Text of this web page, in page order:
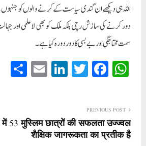
اللہ ہی دیکھے ان گندی سیاست کے کرنے والوں کو
دور کرنے کی سازش رچی بلکہ ملک کو بھی لاعلمی اور
سمت محتاجگی اور بے بسی کا دور دورہ کیا ہے۔
W
ha
A
pp
Fa
ce
ok
T
wi
r
Li
nk
In
E
m
PREVIOUS POST
में 53 मुस्लिम छात्रों की सफलता उज्ज्वल
शैक्षिक जागरूकता का प्रतीक है